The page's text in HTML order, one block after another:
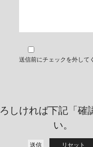
送信前にチェックを外して
しければ下記「確
い。